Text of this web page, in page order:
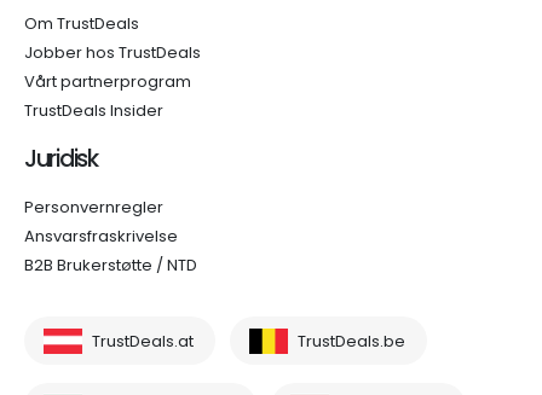
Om TrustDeals
Jobber hos TrustDeals
Vårt partnerprogram
TrustDeals Insider
Juridisk
Personvernregler
Ansvarsfraskrivelse
B2B Brukerstøtte / NTD
TrustDeals.at TrustDeals.be